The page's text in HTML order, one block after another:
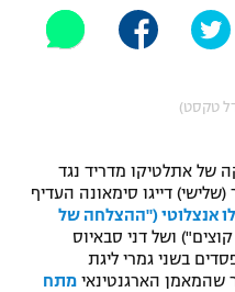
טקסט)
של אתלטיקו מדריד נגד
דייגו סימאונה העדיף
אנצלוטי ("ההצלחה של
ושל דני סבאיוס
בשני גמרי ליגת
שהמאמן הארגנטינאי מתח